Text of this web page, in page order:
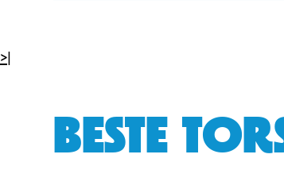
>|
BESTE